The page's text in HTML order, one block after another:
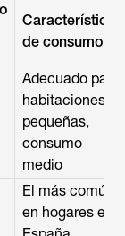
Características
de consumo
Adecuado para
habitaciones
pequeñas,
consumo
medio
El más común
en hogares en